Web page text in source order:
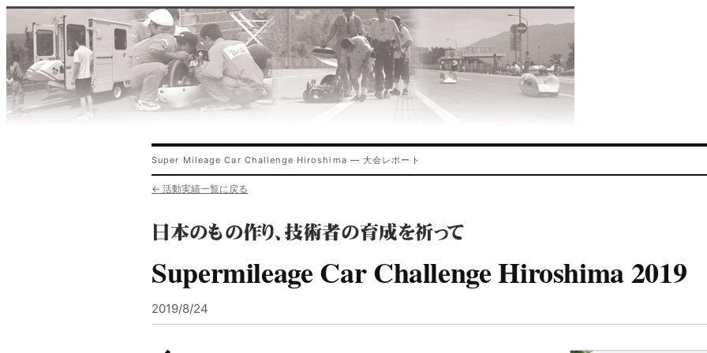
Super Mileage Car Challenge Hiroshima — 大会レポート
← 活動実績一覧に戻る
Supermileage Car Challenge Hiroshima 2019
2019/8/24